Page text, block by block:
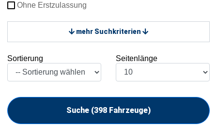
Ohne Erstzulassung
mehr Suchkriterien
Sortierung Seitenlänge
Suche (398 Fahrzeuge)